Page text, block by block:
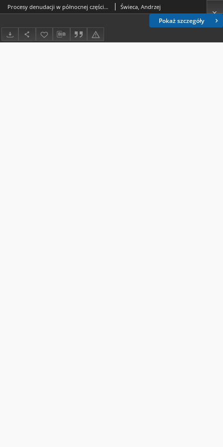
Pokaż szczegóły
Procesy denudacji w północnej części Pagórów Chełmskich Świeca, Andrzej